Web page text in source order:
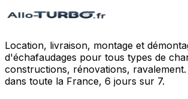
Location, livraison, montage et
d'échafaudages pour tous types de
constructions, rénovations,
dans toute la France, 6 jours sur 7.